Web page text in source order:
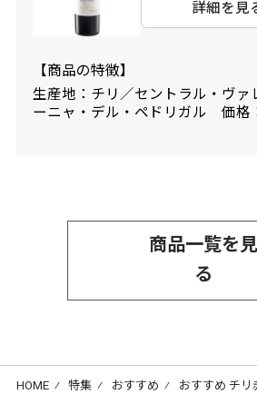
詳細を見
【商品の特徴】
生産地：チリ／セントラル・ヴ
ーニャ・デル・ペドリガル 価格
商品一覧を見
る
HOME ⁄ 特集 ⁄ おすすめ ⁄ おすすめ チ